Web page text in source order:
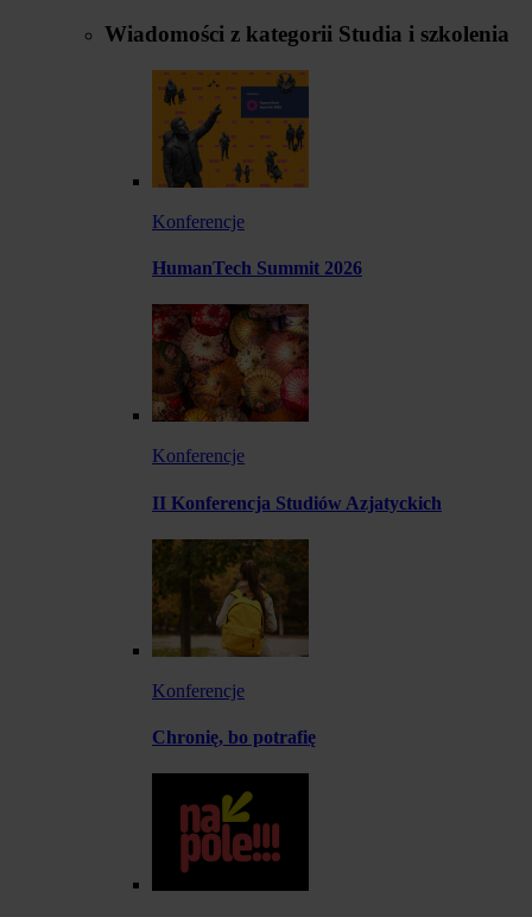
Wiadomości z kategorii Studia i szkolenia
Konferencje
HumanTech Summit 2026
Konferencje
II Konferencja Studiów Azjatyckich
Konferencje
Chronię, bo potrafię